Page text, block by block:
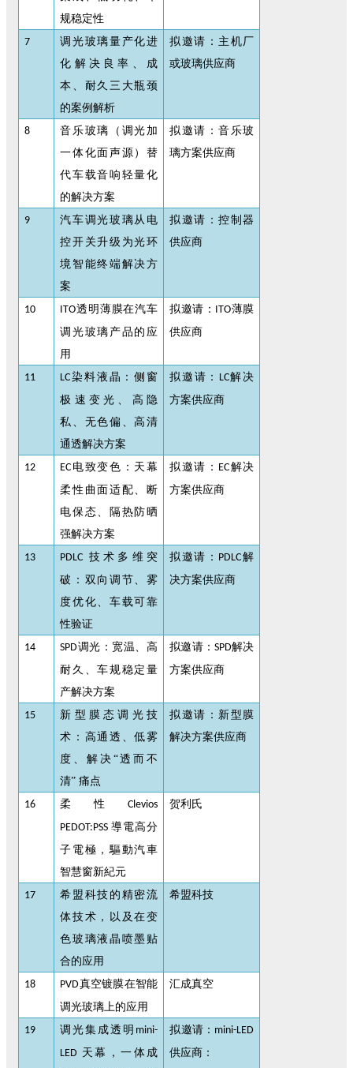
规稳定性
7
调光玻璃量产化进
化解决良率、成
本、耐久三大瓶颈
的案例解析
拟邀请：主机厂
或玻璃供应商
8
音乐玻璃（调光加
一体化面声源）替
代车载音响轻量化
的解决方案
拟邀请：音乐玻
璃方案供应商
9
汽车调光玻璃从电
控开关升级为光环
境智能终端解决方
案
拟邀请：控制器
供应商
10 ITO透明薄膜在汽车
调光玻璃产品的应
用
拟邀请： ITO薄膜
供应商
11 LC染料液晶：侧窗
极速变光、高隐
私、无色偏、高清
通透解决方案
拟邀请： LC解决
方案供应商
12 EC 电致变色：天幕
柔性曲面适配、断
电保态、隔热防晒
强解决方案
拟邀请： EC解决
方案供应商
13 PDLC 技术多维突
破：双向调节、雾
度优化、车载可靠
性验证
拟邀请： PDLC解
决方案供应商
14 SPD调光：宽温、高
耐久、车规稳定量
产解决方案
拟邀请： SPD解决
方案供应商
15
新型膜态调光技
术：高通透、低雾
度、解决 “透而不
清” 痛点
拟邀请：新型膜
解决方案供应商
16 柔性 Clevios
PEDOT:PSS導電高分
子電極，驅動汽車
智慧窗新紀元
贺利氏
17
希盟科技的精密流
体技术，以及在变
色玻璃液晶喷墨贴
合的应用
希盟科技
18 PVD真空镀膜在智能
调光玻璃上的应用
汇成真空
19 调光集成透明 mini-
LED 天幕，一体成
拟邀请： mini-LED
供应商：